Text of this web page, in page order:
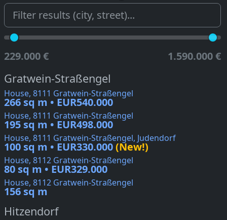
229.000 € 1.590.000 €
Gratwein-Straßengel
House, 8111 Gratwein-Straßengel
266 sq m • EUR540.000
House, 8111 Gratwein-Straßengel
195 sq m • EUR498.000
House, 8111 Gratwein-Straßengel, Judendorf
100 sq m • EUR330.000(New!)
House, 8112 Gratwein-Straßengel
80 sq m • EUR329.000
House, 8112 Gratwein-Straßengel
156 sq m
Hitzendorf